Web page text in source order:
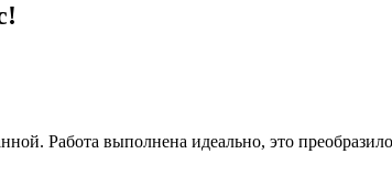
Работа выполнена идеально, это